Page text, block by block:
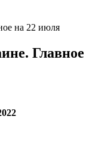
на 22 июля
Главное